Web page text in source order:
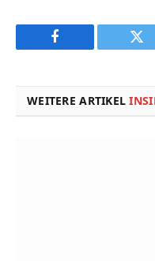
Facebook
WEITERE ARTIKEL